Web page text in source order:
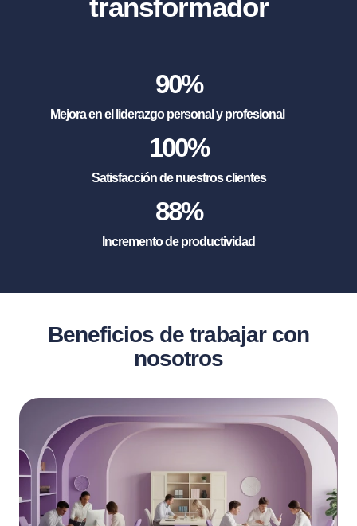
transformador
90%
Mejora en el liderazgo personal y profesional
100%
Satisfacción de nuestros clientes
88%
Incremento de productividad
Beneficios de trabajar con
nosotros